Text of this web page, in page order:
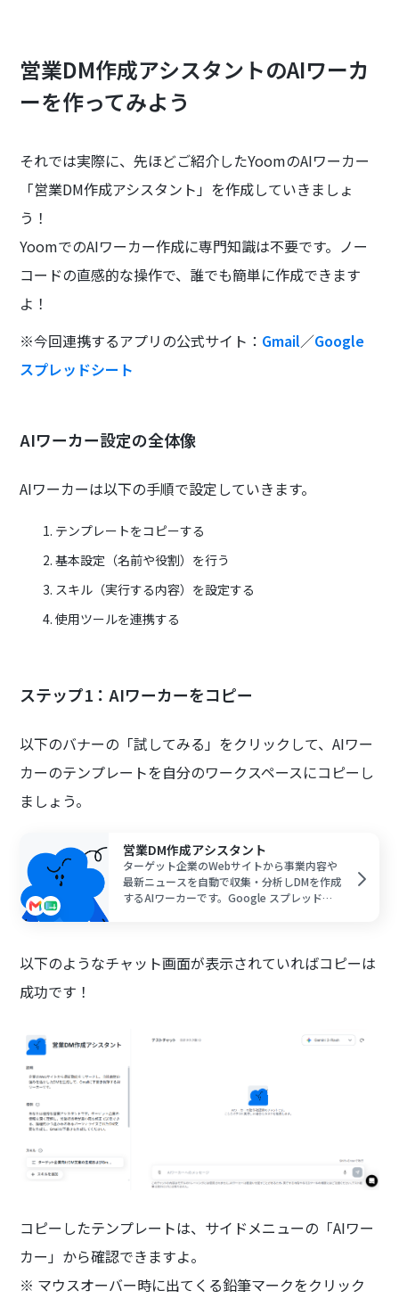
営業DM作成アシスタントのAIワーカ
ーを作ってみよう
それでは実際に、先ほどご紹介したYoomのAIワーカー
「営業DM作成アシスタント」を作成していきましょ
う！
YoomでのAIワーカー作成に専門知識は不要です。ノー
コードの直感的な操作で、誰でも簡単に作成できます
よ！
※今回連携するアプリの公式サイト： Gmail／Google
スプレッドシート
AIワーカー設定の全体像
AIワーカーは以下の手順で設定していきます。
テンプレートをコピーする
基本設定（名前や役割）を行う
スキル（実行する内容）を設定する
使用ツールを連携する
ステップ1：AIワーカーをコピー
以下のバナーの「試してみる」をクリックして、AIワー
カーのテンプレートを自分のワークスペースにコピーし
ましょう。
営業DM作成アシスタント
ターゲット企業のWebサイトから事業内容や
最新ニュースを自動で収集・分析しDMを作成
するAIワーカーです。Google スプレッドシ
以下のようなチャット画面が表示されていればコピーは
成功です！
コピーしたテンプレートは、サイドメニューの「AIワー
カー」から確認できますよ。
※ マウスオーバー時に出てくる鉛筆マークをクリック